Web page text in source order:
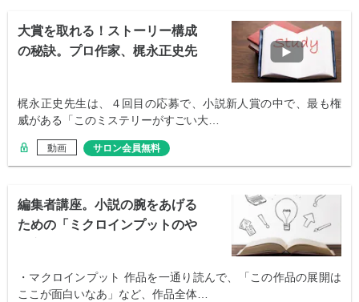
大賞を取れる！ストーリー構成
の秘訣。プロ作家、梶永正史先
梶永正史先生は、４回目の応募で、小説新人賞の中で、最も権
威がある「このミステリーがすごい大…
動画 サロン会員無料
編集者講座。小説の腕をあげる
ための「ミクロインプットのや
・マクロインプット 作品を一通り読んで、「この作品の展開は
ここが面白いなあ」など、作品全体…